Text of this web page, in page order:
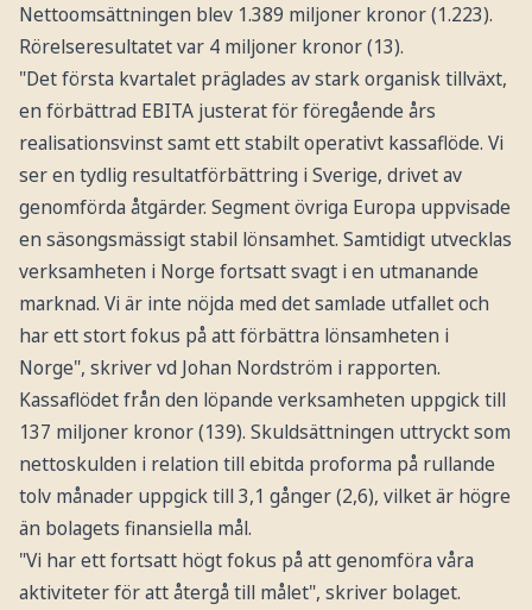
Nettoomsättningen blev 1.389 miljoner kronor (1.223).
Rörelseresultatet var 4 miljoner kronor (13).
"Det första kvartalet präglades av stark organisk tillväxt,
en förbättrad EBITA justerat för föregående års
realisationsvinst samt ett stabilt operativt kassaflöde. Vi
ser en tydlig resultatförbättring i Sverige, drivet av
genomförda åtgärder. Segment övriga Europa uppvisade
en säsongsmässigt stabil lönsamhet. Samtidigt utvecklas
verksamheten i Norge fortsatt svagt i en utmanande
marknad. Vi är inte nöjda med det samlade utfallet och
har ett stort fokus på att förbättra lönsamheten i
Norge", skriver vd Johan Nordström i rapporten.
Kassaflödet från den löpande verksamheten uppgick till
137 miljoner kronor (139). Skuldsättningen uttryckt som
nettoskulden i relation till ebitda proforma på rullande
tolv månader uppgick till 3,1 gånger (2,6), vilket är högre
än bolagets finansiella mål.
"Vi har ett fortsatt högt fokus på att genomföra våra
aktiviteter för att återgå till målet", skriver bolaget.